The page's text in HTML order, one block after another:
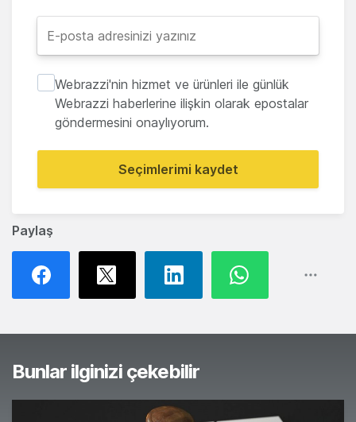
Paylaş
Webrazzi'nin hizmet ve ürünleri ile günlük
Webrazzi haberlerine ilişkin olarak epostalar
göndermesini onaylıyorum.
Seçimlerimi kaydet
Bunlar ilginizi çekebilir